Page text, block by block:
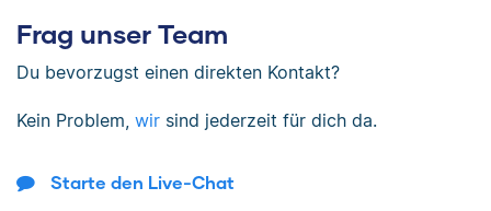
Frag unser Team
Du bevorzugst einen direkten Kontakt?
Kein Problem, wir sind jederzeit für dich da.
Starte den Live-Chat